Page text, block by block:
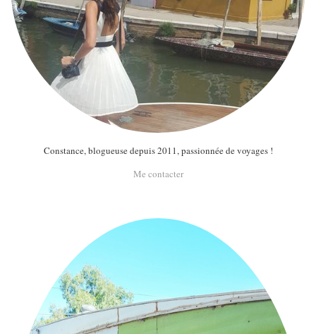
BEAUTÉ
DIVERSES BOX
LIFESTYLE
ME CONTACTER
Constance, blogueuse depuis 2011, passionnée de voyages !
Me contacter